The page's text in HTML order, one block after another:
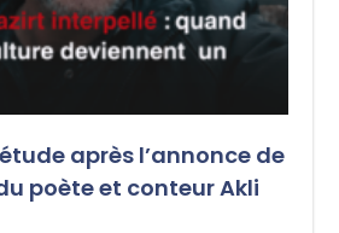
après l’annonce de
poète et conteur Akli